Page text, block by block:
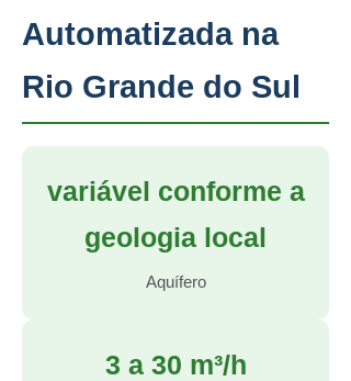
Automatizada na
Rio Grande do Sul
variável conforme a
geologia local
Aquífero
3 a 30 m³/h